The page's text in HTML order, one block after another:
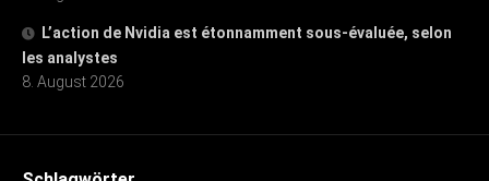
L’action de Nvidia est étonnamment sous-évaluée, selon
les analystes
8. August 2026